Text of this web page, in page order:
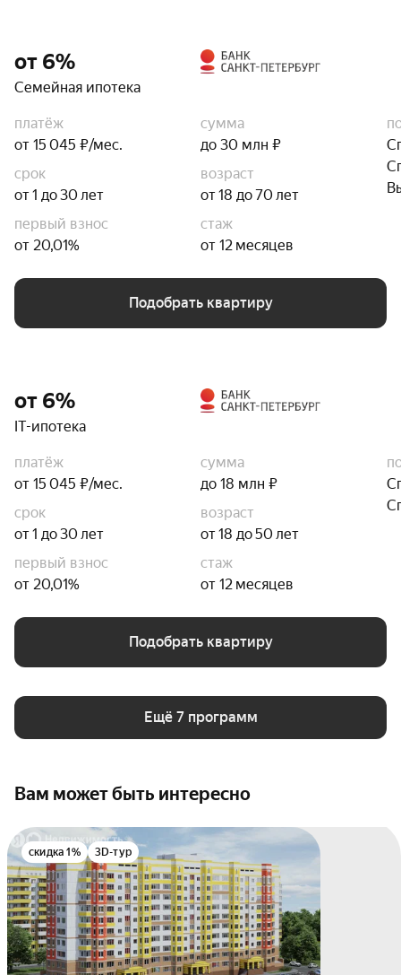
от 6%
Семейная ипотека
платёж
от 15 045 ₽/мес.
сумма
до 30 млн ₽
срок
от 1 до 30 лет
возраст
от 18 до 70 лет
первый взнос
от 20,01%
стаж
от 12 месяцев
Подобрать квартиру
от 6%
IT-ипотека
платёж
от 15 045 ₽/мес.
сумма
до 18 млн ₽
срок
от 1 до 30 лет
возраст
от 18 до 50 лет
первый взнос
от 20,01%
стаж
от 12 месяцев
Подобрать квартиру
Ещё 7 программ
Вам может быть интересно
скидка 1% 3D-тур